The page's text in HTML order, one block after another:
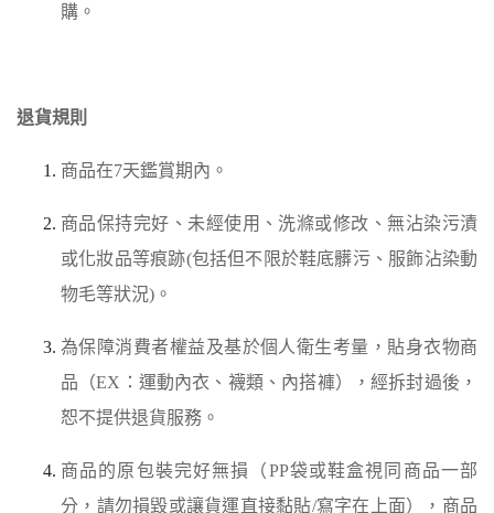
購。
退貨規則
商品在7天鑑賞期內。
商品保持完好、未經使用、洗滌或修改、無沾染污漬
或化妝品等痕跡(包括但不限於鞋底髒污、服飾沾染動
物毛等狀況)。
為保障消費者權益及基於個人衛生考量，貼身衣物商
品（EX：運動內衣、襪類、內搭褲），經拆封過後，
恕不提供退貨服務。
商品的原包裝完好無損（PP袋或鞋盒視同商品一部
分，請勿損毀或讓貨運直接黏貼/寫字在上面），商品